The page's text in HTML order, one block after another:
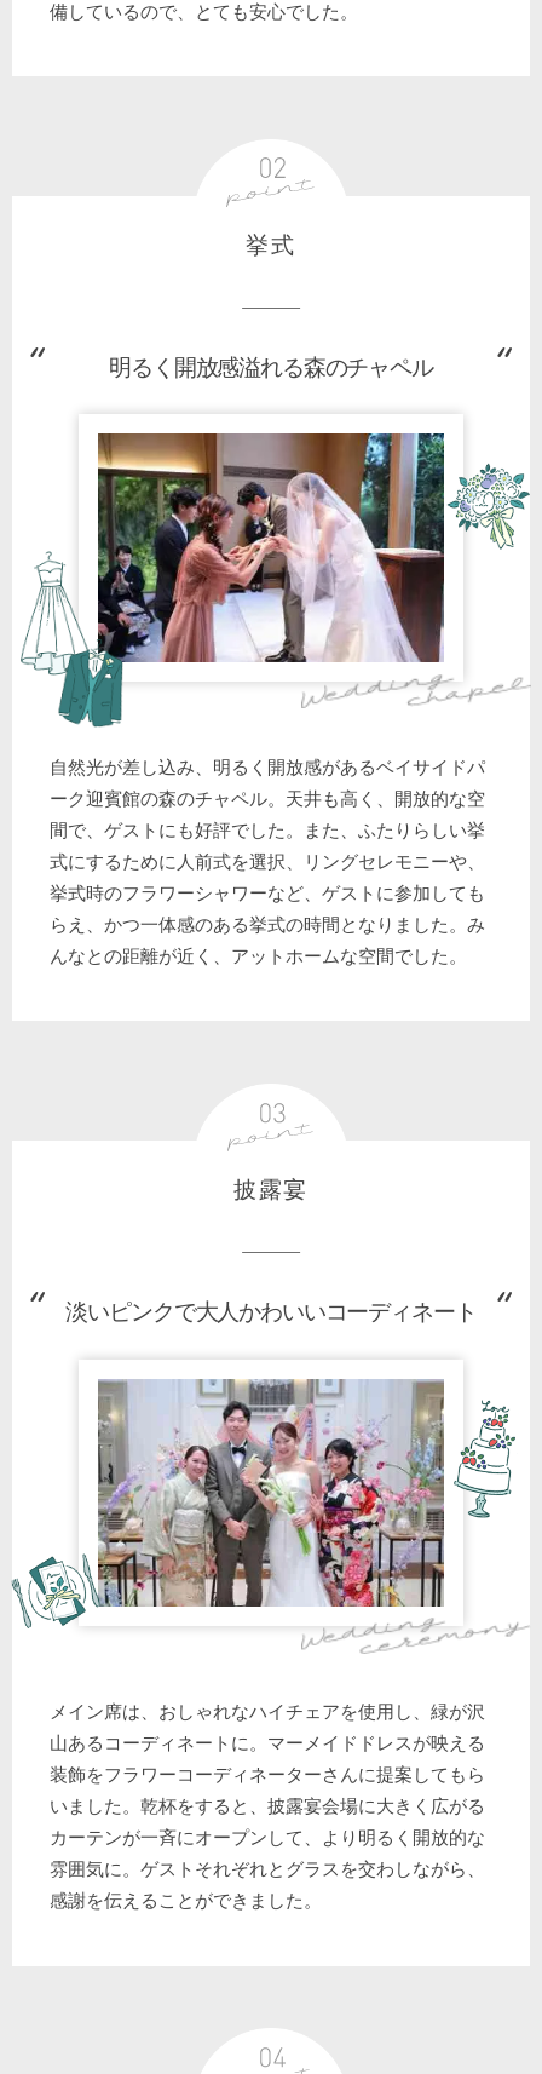
備しているので、とても安心でした。
挙式
明るく開放感溢れる森のチャペル
自然光が差し込み、明るく開放感があるベイサイドパ
ーク迎賓館の森のチャペル。天井も高く、開放的な空
間で、ゲストにも好評でした。また、ふたりらしい挙
式にするために人前式を選択、リングセレモニーや、
挙式時のフラワーシャワーなど、ゲストに参加しても
らえ、かつ一体感のある挙式の時間となりました。み
んなとの距離が近く、アットホームな空間でした。
披露宴
淡いピンクで大人かわいいコーディネート
メイン席は、おしゃれなハイチェアを使用し、緑が沢
山あるコーディネートに。マーメイドドレスが映える
装飾をフラワーコーディネーターさんに提案してもら
いました。乾杯をすると、披露宴会場に大きく広がる
カーテンが一斉にオープンして、より明るく開放的な
雰囲気に。ゲストそれぞれとグラスを交わしながら、
感謝を伝えることができました。